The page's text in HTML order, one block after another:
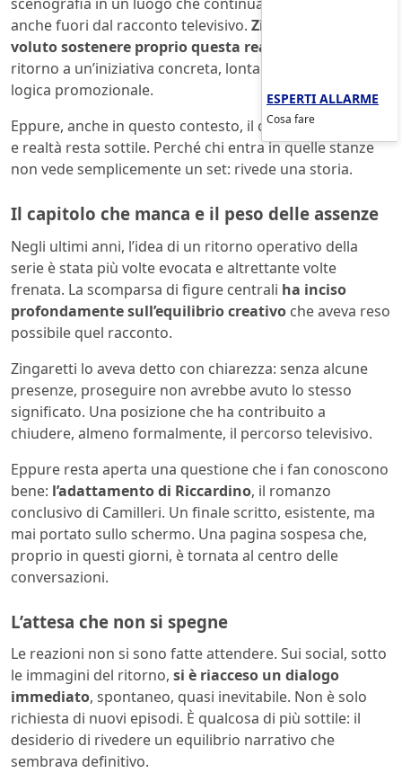
anche fuori dal racconto televisivo. Zingaretti ha
voluto sostenere proprio questa realtà
ritorno a un’iniziativa concreta, lontana da qualsiasi
logica promozionale.
Eppure, anche in questo contesto, il confine tra finzione
e realtà resta sottile. Perché chi entra in quelle stanze
non vede semplicemente un set: rivede una storia.
Il capitolo che manca e il peso delle assenze
Negli ultimi anni, l’idea di un ritorno operativo della
serie è stata più volte evocata e altrettante volte
frenata. La scomparsa di figure centrali ha inciso
profondamente sull’equilibrio creativo che aveva reso
possibile quel racconto.
Zingaretti lo aveva detto con chiarezza: senza alcune
presenze, proseguire non avrebbe avuto lo stesso
significato. Una posizione che ha contribuito a
chiudere, almeno formalmente, il percorso televisivo.
Eppure resta aperta una questione che i fan conoscono
bene: l’adattamento di Riccardino, il romanzo
conclusivo di Camilleri. Un finale scritto, esistente, ma
mai portato sullo schermo. Una pagina sospesa che,
proprio in questi giorni, è tornata al centro delle
conversazioni.
L’attesa che non si spegne
Le reazioni non si sono fatte attendere. Sui social, sotto
le immagini del ritorno, si è riacceso un dialogo
immediato, spontaneo, quasi inevitabile. Non è solo
richiesta di nuovi episodi. È qualcosa di più sottile: il
desiderio di rivedere un equilibrio narrativo che
sembrava definitivo.
ESPERTI ALLARME
Cosa fare